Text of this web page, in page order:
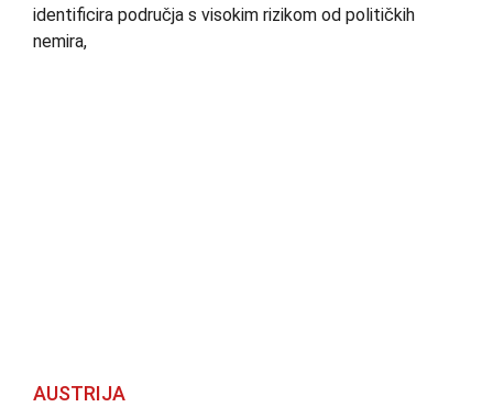
identificira područja s visokim rizikom od političkih
nemira,
AUSTRIJA